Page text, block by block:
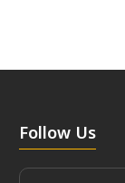
Follow Us